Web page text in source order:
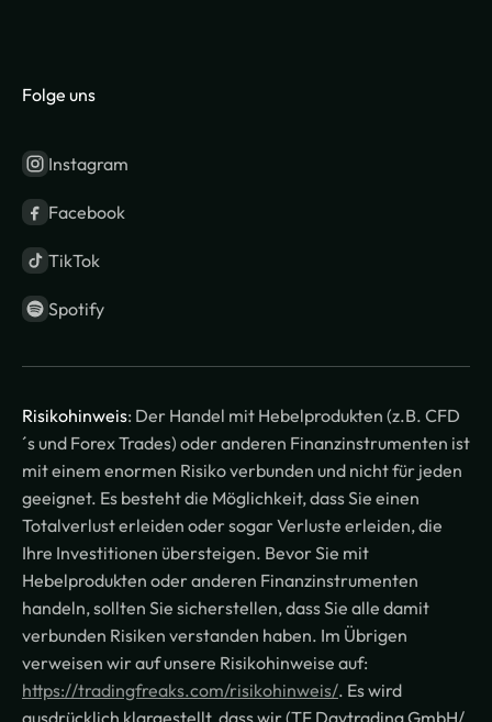
Folge uns
Instagram
Facebook
TikTok
Spotify
Risikohinweis: Der Handel mit Hebelprodukten (z.B. CFD
´s und Forex Trades) oder anderen Finanzinstrumenten ist
mit einem enormen Risiko verbunden und nicht für jeden
geeignet. Es besteht die Möglichkeit, dass Sie einen
Totalverlust erleiden oder sogar Verluste erleiden, die
Ihre Investitionen übersteigen. Bevor Sie mit
Hebelprodukten oder anderen Finanzinstrumenten
handeln, sollten Sie sicherstellen, dass Sie alle damit
verbunden Risiken verstanden haben. Im Übrigen
verweisen wir auf unsere Risikohinweise auf:
https://tradingfreaks.com/risikohinweis/. Es wird
ausdrücklich klargestellt, dass wir (TF Daytrading GmbH/